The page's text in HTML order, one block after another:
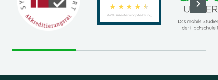
★ ★ ★ ★ ★
94% Weiterempfehlung